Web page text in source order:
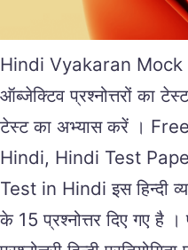
Hindi Vyakaran Mock
ऑब्जेक्टिव प्रश्नोत्तरों का
टेस्ट का अभ्यास करें ।
Hindi, Hindi Test
Test in Hindi इस हिन्दी
के 15 प्रश्नोत्तर दिए गए है ।